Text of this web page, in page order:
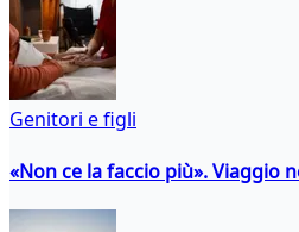
Genitori e figli
«Non ce la faccio più». Viaggio